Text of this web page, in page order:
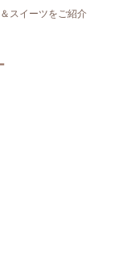
スイーツをご紹介